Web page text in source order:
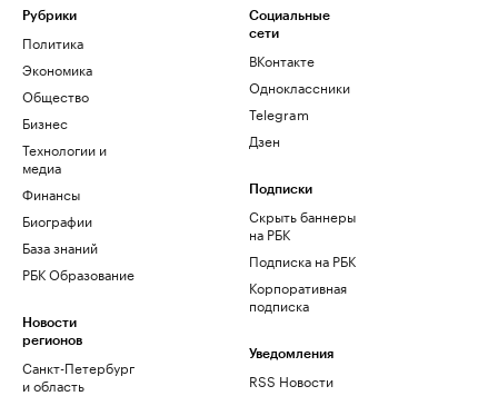
Рубрики
Политика
Экономика
Общество
Бизнес
Технологии и
медиа
Финансы
Биографии
База знаний
РБК Образование
Новости
регионов
Санкт-Петербург
и область
Социальные
сети
ВКонтакте
Одноклассники
Telegram
Дзен
Подписки
Скрыть баннеры
на РБК
Подписка на РБК
Корпоративная
подписка
Уведомления
RSS Новости